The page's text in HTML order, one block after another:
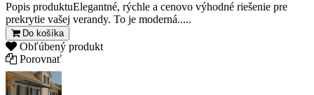
Popis produktuElegantné, rýchle a cenovo výhodné riešenie pre
prekrytie vašej verandy. To je moderná.....
Do košíka
Obľúbený produkt
Porovnať